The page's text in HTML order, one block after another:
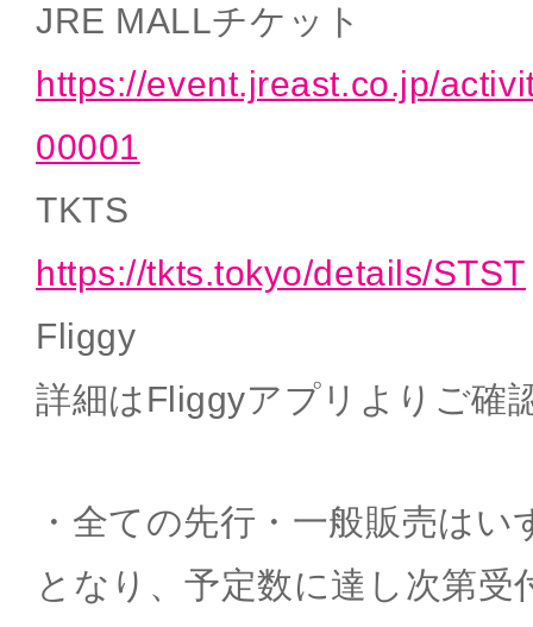
JRE MALLチケット
https://event.jreast.co.jp/
00001
TKTS
https://tkts.tokyo/details/STST
Fliggy
詳細はFliggyアプリよりご確
・全ての先行・一般販売は
となり、予定数に達し次第受